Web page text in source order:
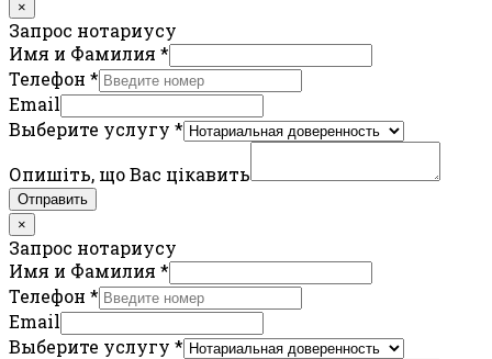
×
Запрос нотариусу
Имя и Фамилия *
Телефон *
Email
Выберите услугу *
Опишіть, що Вас цікавить
Отправить
×
Запрос нотариусу
Имя и Фамилия *
Телефон *
Email
Выберите услугу *